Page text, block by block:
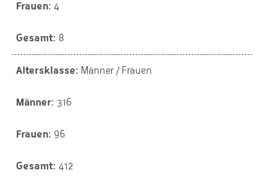
4
8
Männer / Frauen
316
96
412